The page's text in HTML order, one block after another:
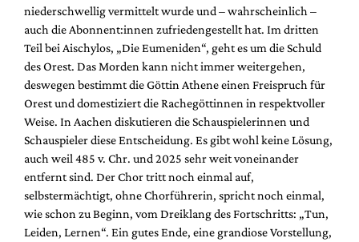
niederschwellig vermittelt wurde und – wahrscheinlich –
auch die Abonnent:innen zufriedengestellt hat. Im dritten
Teil bei Aischylos, „Die Eumeniden“, geht es um die Schuld
des Orest. Das Morden kann nicht immer weitergehen,
deswegen bestimmt die Göttin Athene einen Freispruch für
Orest und domestiziert die Rachegöttinnen in respektvoller
Weise. In Aachen diskutieren die Schauspielerinnen und
Schauspieler diese Entscheidung. Es gibt wohl keine Lösung,
auch weil 485 v. Chr. und 2025 sehr weit voneinander
entfernt sind. Der Chor tritt noch einmal auf,
selbstermächtigt, ohne Chorführerin, spricht noch einmal,
wie schon zu Beginn, vom Dreiklang des Fortschritts: „Tun,
Leiden, Lernen“. Ein gutes Ende, eine grandiose Vorstellung,